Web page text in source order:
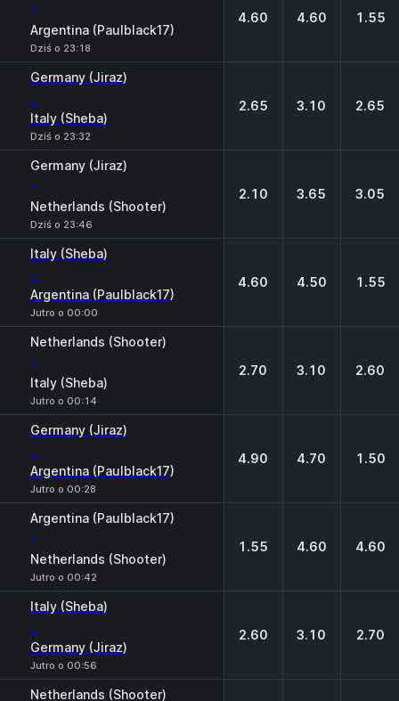
-
Argentina (Paulblack17)
Dziś o 23:18
4.60 4.60 1.55
Germany (Jiraz)
-
Italy (Sheba)
Dziś o 23:32
2.65 3.10 2.65
Germany (Jiraz)
-
Netherlands (Shooter)
Dziś o 23:46
2.10 3.65 3.05
Italy (Sheba)
-
Argentina (Paulblack17)
Jutro o 00:00
4.60 4.50 1.55
Netherlands (Shooter)
-
Italy (Sheba)
Jutro o 00:14
2.70 3.10 2.60
Germany (Jiraz)
-
Argentina (Paulblack17)
Jutro o 00:28
4.90 4.70 1.50
Argentina (Paulblack17)
-
Netherlands (Shooter)
Jutro o 00:42
1.55 4.60 4.60
Italy (Sheba)
-
Germany (Jiraz)
Jutro o 00:56
2.60 3.10 2.70
Netherlands (Shooter)